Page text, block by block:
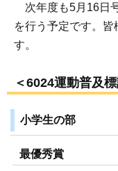
次年度も5月16日
を行う予定です。皆
す。
＜6024運動普及
小学生の部
最優秀賞